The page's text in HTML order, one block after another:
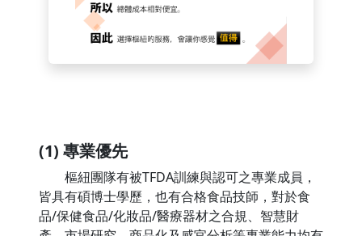
(1) 專業優先
樞紐團隊有被TFDA訓練與認可之專業成員，
皆具有碩博士學歷，也有合格食品技師，對於食
品/保健食品/化妝品/醫療器材之合規、智慧財